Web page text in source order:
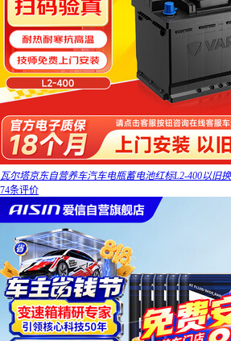
瓦尔塔京东自营养车汽车电瓶蓄电池红标L2-400以旧
74条评价